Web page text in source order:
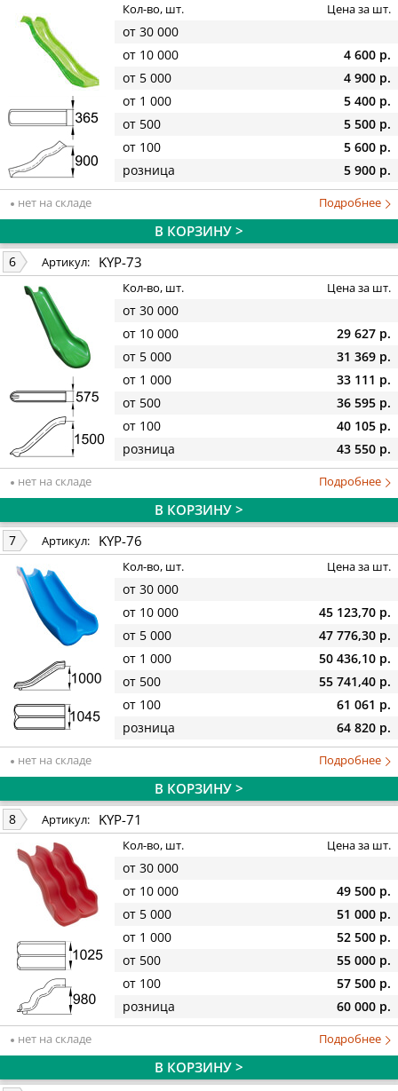
Кол-во, шт. Цена за шт.
от 30 000
от 10 000
4 600 р.
от 5 000
4 900 р.
от 1 000
5 400 р.
от 500
5 500 р.
от 100
5 600 р.
розница
5 900 р.
нет на складе Подробнее
В КОРЗИНУ >
6 Артикул: KYP-73
Кол-во, шт. Цена за шт.
от 30 000
от 10 000
29 627 р.
от 5 000
31 369 р.
от 1 000
33 111 р.
от 500
36 595 р.
от 100
40 105 р.
розница
43 550 р.
нет на складе Подробнее
В КОРЗИНУ >
7 Артикул: KYP-76
Кол-во, шт. Цена за шт.
от 30 000
от 10 000
45 123,70 р.
от 5 000
47 776,30 р.
от 1 000
50 436,10 р.
от 500
55 741,40 р.
от 100
61 061 р.
розница
64 820 р.
нет на складе Подробнее
В КОРЗИНУ >
8 Артикул: KYP-71
Кол-во, шт. Цена за шт.
от 30 000
от 10 000
49 500 р.
от 5 000
51 000 р.
от 1 000
52 500 р.
от 500
55 000 р.
от 100
57 500 р.
розница
60 000 р.
нет на складе Подробнее
В КОРЗИНУ >